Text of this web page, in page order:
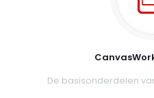
De basisonderdelen